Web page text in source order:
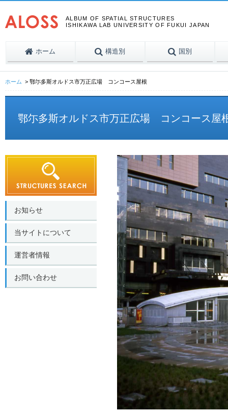
ALBUM OF SPATIAL STRUCTURES
ISHIKAWA LAB UNIVERSITY OF FUKUI JAPAN
ホーム 構造別 国別
ホーム 鄂尓多斯オルドス市万正広場 コンコース屋根
鄂尓多斯オルドス市万正広場 コンコース屋
お知らせ
当サイトについて
運営者情報
お問い合わせ